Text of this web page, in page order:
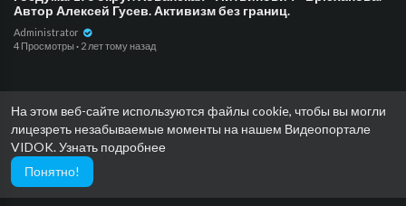
На этом веб-сайте используются файлы cookie, чтобы вы могли
лицезреть незабываемые моменты на нашем Видеопортале
VIDOK.Узнать подробнее
Понятно!
Автор Алексей Гусев. Активизм без границ.
Administrator
4 Просмотры · 2 лет тому назад
Showing 1 out of 2